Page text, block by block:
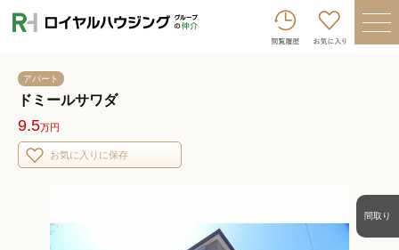
アパート
ドミールサワダ
9.5万円
お気に入りに保存
間取り
ロイヤルハウジンググループトップへ
売りたい
貸したい